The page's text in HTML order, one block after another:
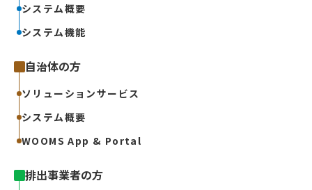
システム概要
システム機能
自治体の方
ソリューションサービス
システム概要
WOOMS App & Portal
排出事業者の方